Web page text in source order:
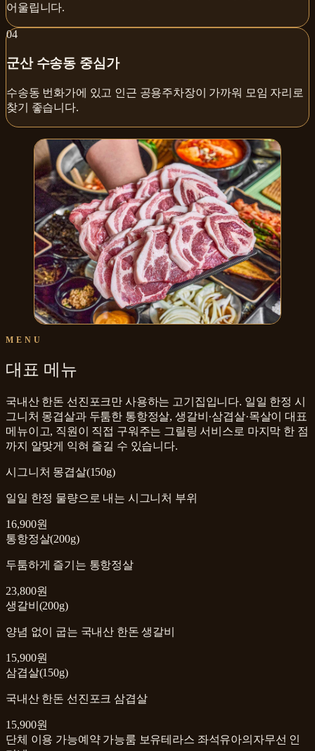
어울립니다.
04
군산 수송동 중심가
수송동 번화가에 있고 인근 공용주차장이 가까워 모임 자리로
찾기 좋습니다.
MENU
대표 메뉴
국내산 한돈 선진포크만 사용하는 고기집입니다. 일일 한정 시
그니처 몽겹살과 두툼한 통항정살, 생갈비·삼겹살·목살이 대표
메뉴이고, 직원이 직접 구워주는 그릴링 서비스로 마지막 한 점
까지 알맞게 익혀 즐길 수 있습니다.
시그니처 몽겹살(150g)
일일 한정 물량으로 내는 시그니처 부위
16,900원
통항정살(200g)
두툼하게 즐기는 통항정살
23,800원
생갈비(200g)
양념 없이 굽는 국내산 한돈 생갈비
15,900원
삼겹살(150g)
국내산 한돈 선진포크 삼겹살
15,900원
단체 이용 가능예약 가능룸 보유테라스 좌석유아의자무선 인